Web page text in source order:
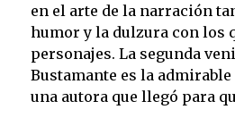
en el arte de la narración
humor y la dulzura con los
personajes. La segunda
Bustamante es la
una autora que llegó para